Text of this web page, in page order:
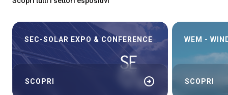
SEC-SOLAR EXPO & CONFERENCE
SCOPRI arrow_circle_right
WEM -
SCOPRI